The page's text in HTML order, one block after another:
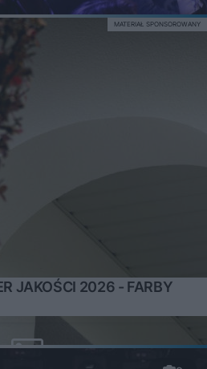
JAKOŚCI 2026 - FARBY
MATERIAŁ SPONSOROWANY